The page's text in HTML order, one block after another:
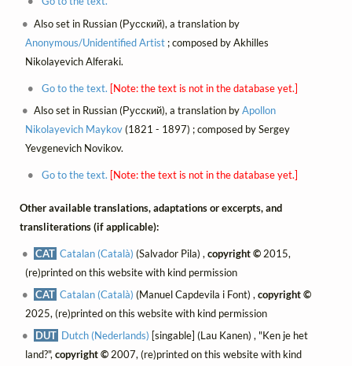
Also set in Russian (Русский), a translation by
Anonymous/Unidentified Artist; composed by Akhilles
Nikolayevich Alferaki.
Go to the text. [Note: the text is not in the database yet.]
Also set in Russian (Русский), a translation byApollon
Nikolayevich Maykov(1821 - 1897) ; composed by Sergey
Yevgenevich Novikov.
Go to the text. [Note: the text is not in the database yet.]
Other available translations, adaptations or excerpts, and
transliterations (if applicable):
CAT Catalan (Català) (Salvador Pila) ,copyright © 2015,
(re)printed on this website with kind permission
CAT Catalan (Català) (Manuel Capdevila i Font) ,copyright ©
2025, (re)printed on this website with kind permission
DUT Dutch (Nederlands) [singable] (Lau Kanen) , "Ken je het
land?", copyright ©2007, (re)printed on this website with kind